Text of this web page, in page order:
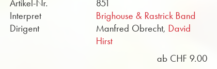
Artikel-Nr.
851
Interpret
Brighouse & Rastrick Band
Dirigent
Manfred Obrecht, David
Hirst
ab CHF 9.00